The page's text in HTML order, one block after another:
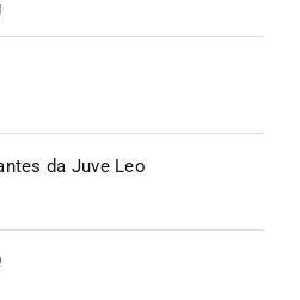
da Juve Leo